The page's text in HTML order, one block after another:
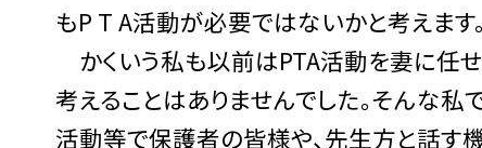
もP T A活動が必要ではないかと考えます。
かくいう私も以前はPTA活動を妻に任
考えることはありませんでした。そんな
活動等で保護者の皆様や、先生方と話す